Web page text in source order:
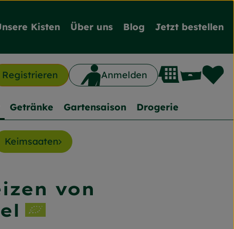
Kisten Über uns Blog Jetzt bestellen
Registrieren Anmelden
Getränke Gartensaison Drogerie
Keimsaaten
von